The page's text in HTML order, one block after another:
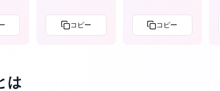
コピー コピー
は